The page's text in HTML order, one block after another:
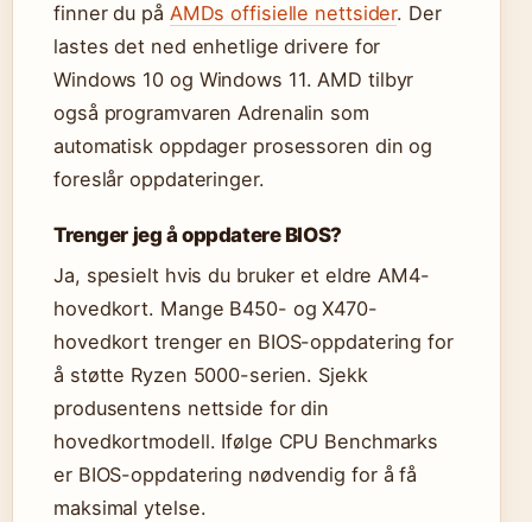
finner du på AMDs offisielle nettsider. Der
lastes det ned enhetlige drivere for
Windows 10 og Windows 11. AMD tilbyr
også programvaren Adrenalin som
automatisk oppdager prosessoren din og
foreslår oppdateringer.
Trenger jeg å oppdatere BIOS?
Ja, spesielt hvis du bruker et eldre AM4-
hovedkort. Mange B450- og X470-
hovedkort trenger en BIOS-oppdatering for
å støtte Ryzen 5000-serien. Sjekk
produsentens nettside for din
hovedkortmodell. Ifølge CPU Benchmarks
er BIOS-oppdatering nødvendig for å få
maksimal ytelse.